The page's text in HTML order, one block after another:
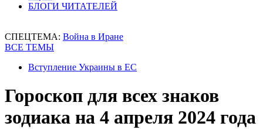
БЛОГИ ЧИТАТЕЛЕЙ
СПЕЦТЕМА: Война в Иране
ВСЕ ТЕМЫ
Вступление Украины в ЕС
Гороскоп для всех знаков
зодиака на 4 апреля 2024 года